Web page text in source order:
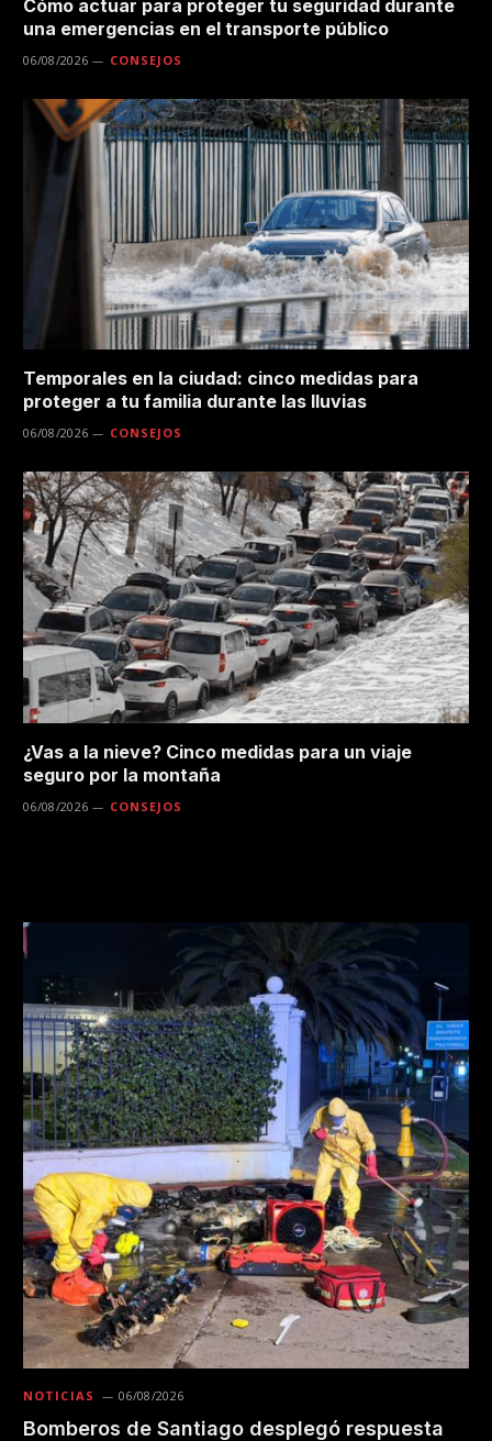
Cómo actuar para proteger tu seguridad durante
una emergencias en el transporte público
06/08/2026 CONSEJOS
Temporales en la ciudad: cinco medidas para
proteger a tu familia durante las lluvias
06/08/2026 CONSEJOS
¿Vas a la nieve? Cinco medidas para un viaje
seguro por la montaña
06/08/2026 CONSEJOS
NOTICIAS 06/08/2026
Bomberos de Santiago desplegó respuesta